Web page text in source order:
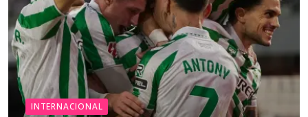
INTERNACIONAL